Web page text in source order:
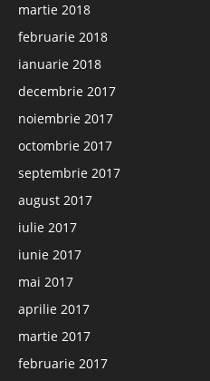
martie 2018
februarie 2018
ianuarie 2018
decembrie 2017
noiembrie 2017
octombrie 2017
septembrie 2017
august 2017
iulie 2017
iunie 2017
mai 2017
aprilie 2017
martie 2017
februarie 2017